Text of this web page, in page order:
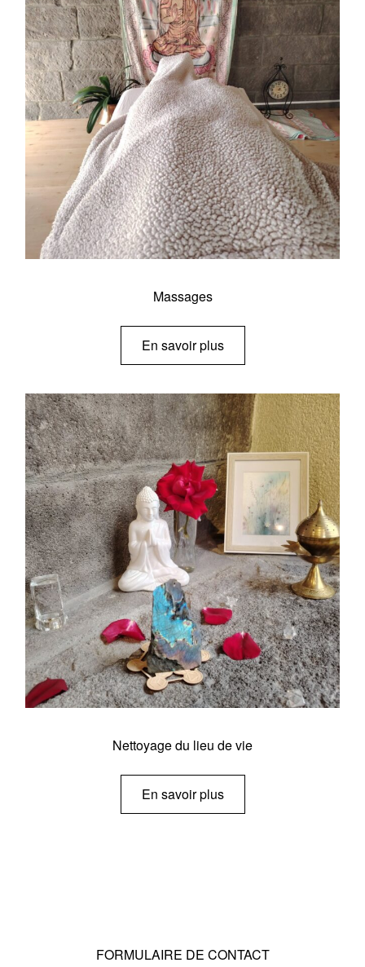
Massages
En savoir plus
Nettoyage du lieu de vie
En savoir plus
FORMULAIRE DE CONTACT